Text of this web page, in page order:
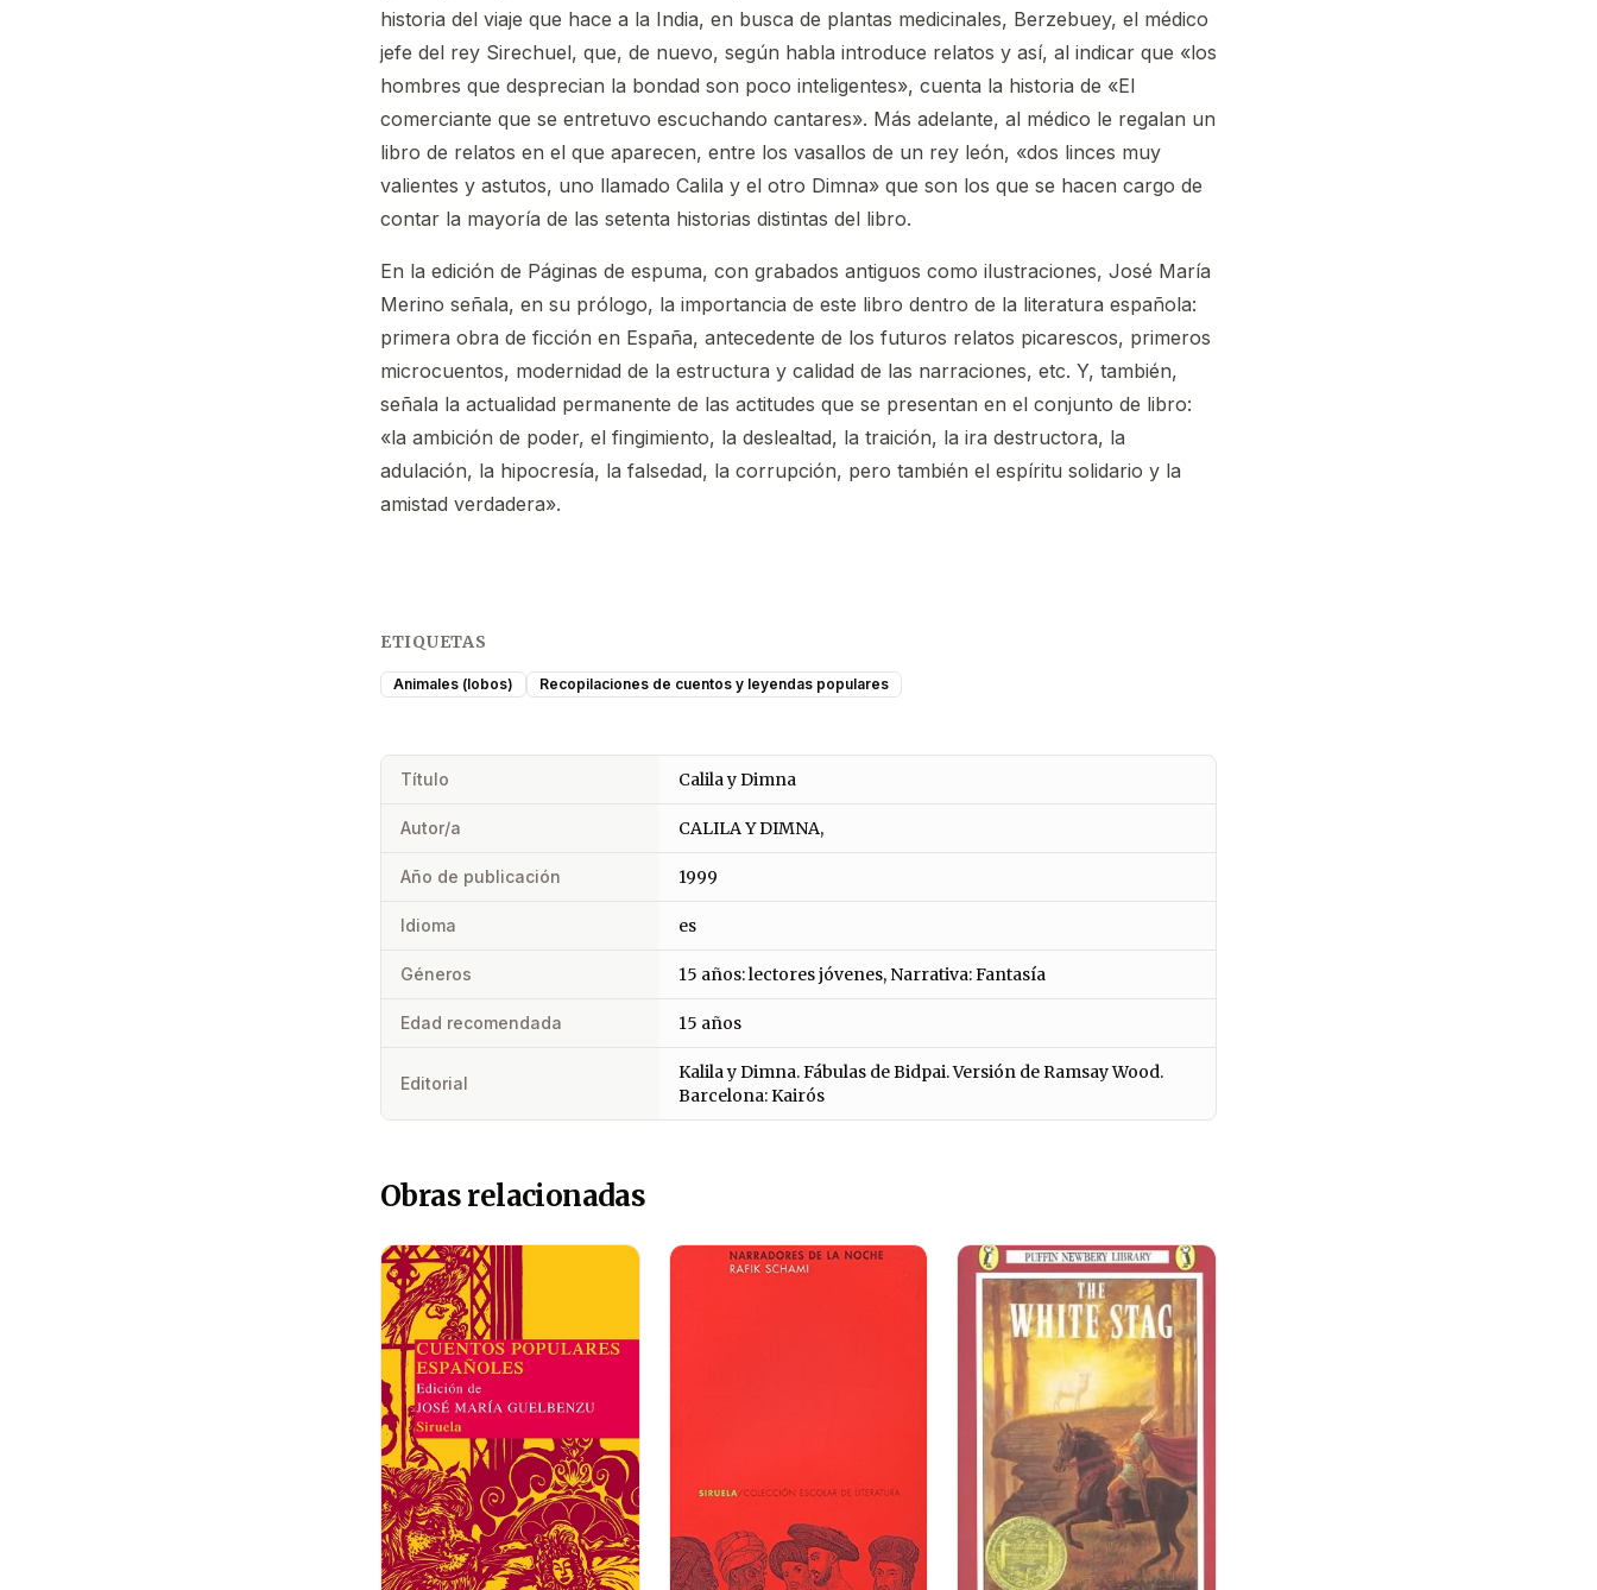
historia del viaje que hace a la India, en busca de plantas medicinales, Berzebuey, el médico
jefe del rey Sirechuel, que, de nuevo, según habla introduce relatos y así, al indicar que «los
hombres que desprecian la bondad son poco inteligentes», cuenta la historia de «El
comerciante que se entretuvo escuchando cantares». Más adelante, al médico le regalan un
libro de relatos en el que aparecen, entre los vasallos de un rey león, «dos linces muy
valientes y astutos, uno llamado Calila y el otro Dimna» que son los que se hacen cargo de
contar la mayoría de las setenta historias distintas del libro.
En la edición de Páginas de espuma, con grabados antiguos como ilustraciones, José María
Merino señala, en su prólogo, la importancia de este libro dentro de la literatura española:
primera obra de ficción en España, antecedente de los futuros relatos picarescos, primeros
microcuentos, modernidad de la estructura y calidad de las narraciones, etc. Y, también,
señala la actualidad permanente de las actitudes que se presentan en el conjunto de libro:
«la ambición de poder, el fingimiento, la deslealtad, la traición, la ira destructora, la
adulación, la hipocresía, la falsedad, la corrupción, pero también el espíritu solidario y la
amistad verdadera».
ETIQUETAS
Animales (lobos) Recopilaciones de cuentos y leyendas populares
Título Calila y Dimna
Autor/a CALILA Y DIMNA,
Año de publicación 1999
Idioma es
Géneros 15 años: lectores jóvenes, Narrativa: Fantasía
Edad recomendada 15 años
Editorial
Kalila y Dimna. Fábulas de Bidpai. Versión de Ramsay Wood.
Barcelona: Kairós
Obras relacionadas